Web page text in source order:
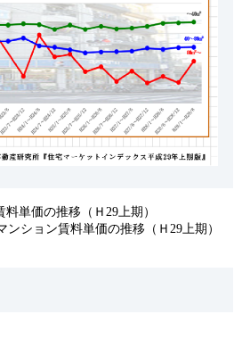
単価の推移（Ｈ29上期）
ンション賃料単価の推移（Ｈ29上期）